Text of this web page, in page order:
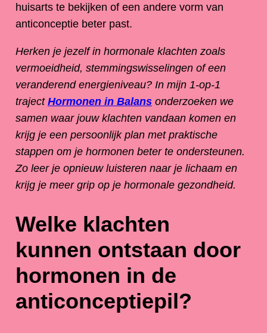
huisarts te bekijken of een andere vorm van
anticonceptie beter past.
Herken je jezelf in hormonale klachten zoals
vermoeidheid, stemmingswisselingen of een
veranderend energieniveau? In mijn 1-op-1
traject Hormonen in Balansonderzoeken we
samen waar jouw klachten vandaan komen en
krijg je een persoonlijk plan met praktische
stappen om je hormonen beter te ondersteunen.
Zo leer je opnieuw luisteren naar je lichaam en
krijg je meer grip op je hormonale gezondheid.
Welke klachten
kunnen ontstaan door
hormonen in de
anticonceptiepil?